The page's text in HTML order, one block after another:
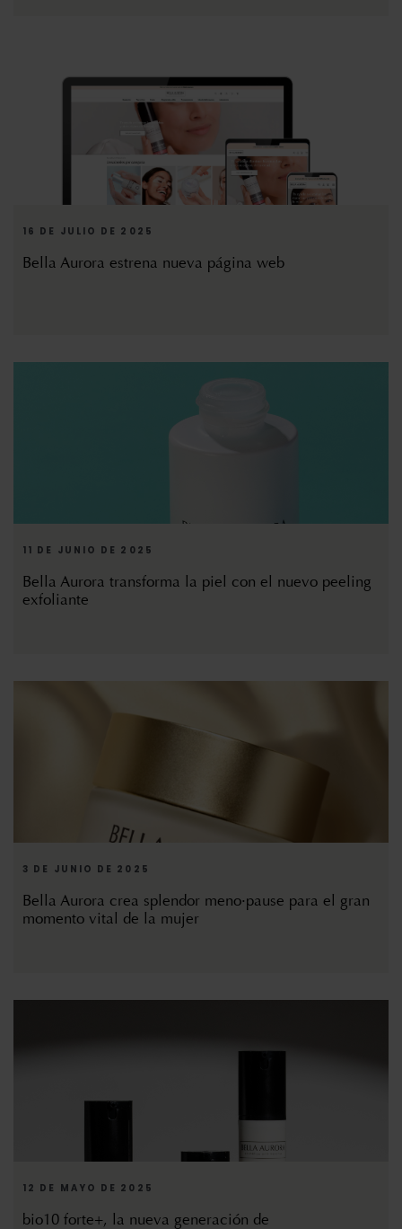
16 DE JULIO DE 2025
Bella Aurora estrena nueva página web
11 DE JUNIO DE 2025
Bella Aurora transforma la piel con el nuevo peeling
exfoliante
3 DE JUNIO DE 2025
Bella Aurora crea splendor meno·pause para el gran
momento vital de la mujer
12 DE MAYO DE 2025
bio10 forte+, la nueva generación de